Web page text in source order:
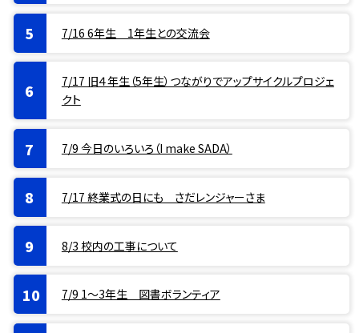
7/16 6年生 1年生との交流会
7/17 旧４年生（5年生）つながりでアップサイクルプロジェ
クト
7/9 今日のいろいろ（I make SADA）
7/17 終業式の日にも さだレンジャーさま
8/3 校内の工事について
7/9 1〜3年生 図書ボランティア